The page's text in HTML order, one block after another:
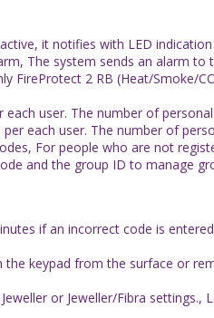
it notifies with LED
The system sends an alarm
FireProtect 2 RB (Heat/Smoke/
user. The number of
each user. The number of
For people who are not
and the group ID to manage
if an incorrect code is
keypad from the surface or
or Jeweller/Fibra settings.,